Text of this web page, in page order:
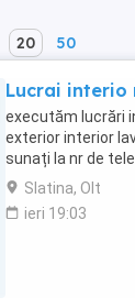
20 50
Lucrai interio
executăm lucrări
exterior interior
sunați la nr de
Slatina, Olt
ieri 19:03